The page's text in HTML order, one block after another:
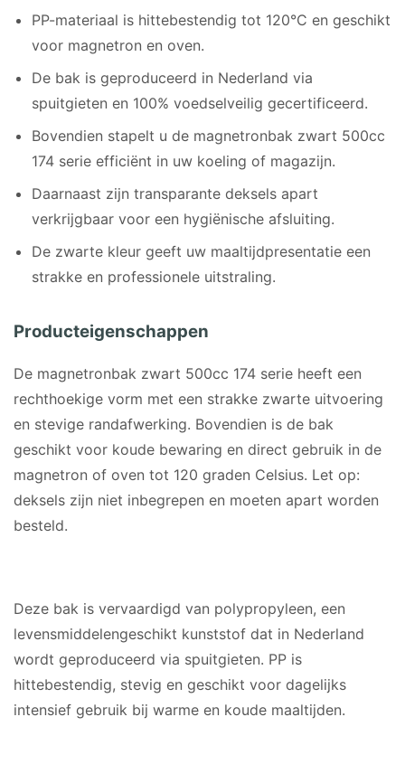
PP-materiaal is hittebestendig tot 120°C en geschikt
voor magnetron en oven.
De bak is geproduceerd in Nederland via
spuitgieten en 100% voedselveilig gecertificeerd.
Bovendien stapelt u de magnetronbak zwart 500cc
174 serie efficiënt in uw koeling of magazijn.
Daarnaast zijn transparante deksels apart
verkrijgbaar voor een hygiënische afsluiting.
De zwarte kleur geeft uw maaltijdpresentatie een
strakke en professionele uitstraling.
Producteigenschappen
De magnetronbak zwart 500cc 174 serie heeft een
rechthoekige vorm met een strakke zwarte uitvoering
en stevige randafwerking. Bovendien is de bak
geschikt voor koude bewaring en direct gebruik in de
magnetron of oven tot 120 graden Celsius. Let op:
deksels zijn niet inbegrepen en moeten apart worden
besteld.
Deze bak is vervaardigd van polypropyleen, een
levensmiddelengeschikt kunststof dat in Nederland
wordt geproduceerd via spuitgieten. PP is
hittebestendig, stevig en geschikt voor dagelijks
intensief gebruik bij warme en koude maaltijden.